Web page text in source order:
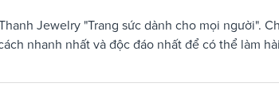
Jewelry "Trang sức dành cho mọi người".
nhanh nhất và độc đáo nhất để có thể làm